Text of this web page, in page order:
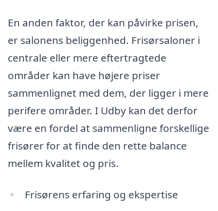
En anden faktor, der kan påvirke prisen,
er salonens beliggenhed. Frisørsaloner i
centrale eller mere eftertragtede
områder kan have højere priser
sammenlignet med dem, der ligger i mere
perifere områder. I Udby kan det derfor
være en fordel at sammenligne forskellige
frisører for at finde den rette balance
mellem kvalitet og pris.
Frisørens erfaring og ekspertise